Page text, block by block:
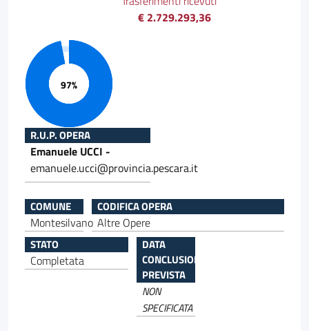
€ 2.729.293,36
Progresso 97%
R.U.P. OPERA
Emanuele UCCI -
emanuele.ucci@provincia.pescara.it
COMUNE
Montesilvano
CODIFICA OPERA
Altre Opere
STATO
Completata
DATA
CONCLUSIONE
PREVISTA
NON
SPECIFICATA